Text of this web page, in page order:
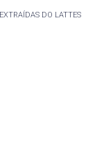
DO LATTES